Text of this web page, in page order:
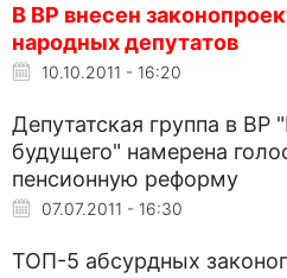
В ВР внесен
народных депутатов
10.10.2011 - 16:20
Депутатская группа в
будущего" намерена
пенсионную реформу
07.07.2011 - 16:30
ТОП-5 абсурдных